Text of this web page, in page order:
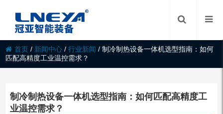
首页 / 新闻中心 /行业新闻 /制冷制热设备一体机选型指南：如何
匹配高精度工业温控需求？
制冷制热设备一体机选型指南：如何匹配高精度工
业温控需求？